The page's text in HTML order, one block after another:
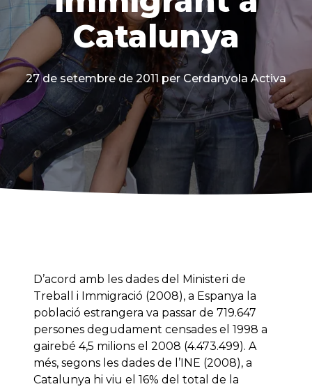
Catalunya
27 de setembre de 2011 per Cerdanyola Activa
D’acord amb les dades del Ministeri de
Treball i Immigració (2008), a Espanya la
població estrangera va passar de 719.647
persones degudament censades el 1998 a
gairebé 4,5 milions el 2008 (4.473.499). A
més, segons les dades de l’INE (2008), a
Catalunya hi viu el 16% del total de la